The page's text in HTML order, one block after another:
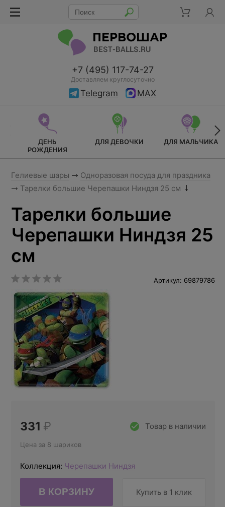
+7 (495) 117-74-27
Доставляем круглосуточно
Telegram MAX
ДЕНЬ
РОЖДЕНИЯ
ДЛЯ ДЕВОЧКИ ДЛЯ МАЛЬЧИКА
Гелиевые шары
Одноразовая посуда для праздника
Тарелки большие Черепашки Ниндзя 25 см
Тарелки большие
Черепашки Ниндзя 25
см
Артикул: 69879786
Товар в наличии
331 ₽
Цена за 8 шариков
Коллекция: Черепашки Ниндзя
Купить в 1 клик